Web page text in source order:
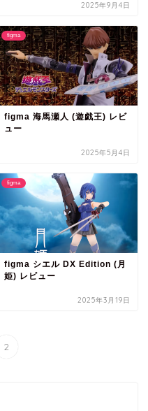
2025年9月4日
figma
figma 海馬瀬人 (遊戯王) レビ
ュー
2025年5月4日
figma
figma シエル DX Edition (月
姫) レビュー
2025年3月19日
2